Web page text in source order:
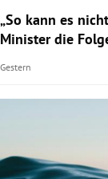
„So kann es
Minister die
Gestern